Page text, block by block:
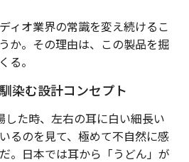
ィオ業界の常識を変え続けるこ
か。その理由は、この製品を掘
る。
染む設計コンセプト
た時、左右の耳に白い細長い
るのを見て、極めて不自然に感
。日本では耳から「うどん」が